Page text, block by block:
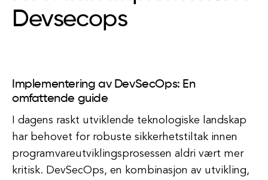
Devsecops
Implementering av DevSecOps: En
omfattende guide
I dagens raskt utviklende teknologiske landskap
har behovet for robuste sikkerhetstiltak innen
programvareutviklingsprosessen aldri vært mer
kritisk. DevSecOps, en kombinasjon av utvikling,